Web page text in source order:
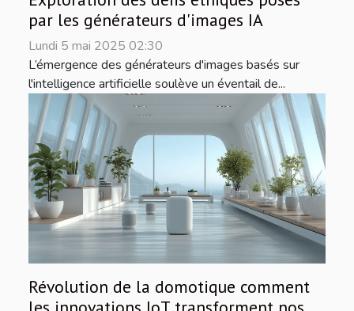
par les générateurs d'images IA
Lundi 5 mai 2025 02:30
L’émergence des générateurs d'images basés sur
l'intelligence artificielle soulève un éventail de...
Révolution de la domotique comment